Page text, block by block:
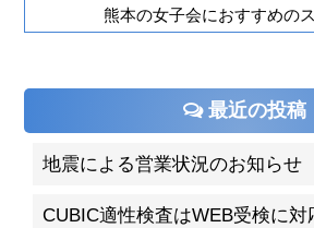
熊本の女子会におすすめの
最近の投稿
地震による営業状況のお知らせ
CUBIC適性検査はWEB受検に対